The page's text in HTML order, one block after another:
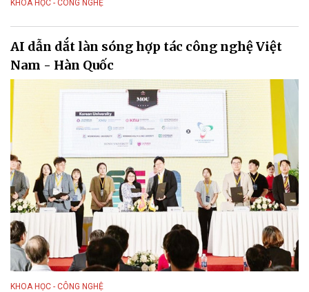
KHOA HỌC - CÔNG NGHỆ
AI dẫn dắt làn sóng hợp tác công nghệ Việt
Nam - Hàn Quốc
KHOA HỌC - CÔNG NGHỆ